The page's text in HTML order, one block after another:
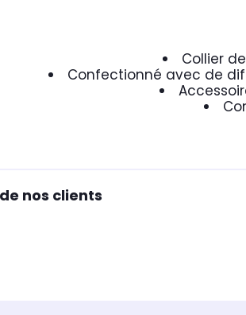
Collier
Confectionné avec de
nos clients